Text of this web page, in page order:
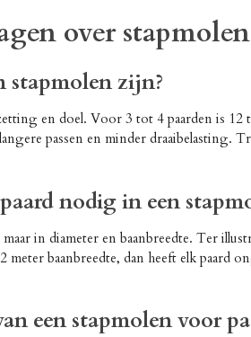
over
stapmolen zijn?
en doel. Voor 3 tot 4 paarden is
passen en minder draaibelasting.
nodig in een
in diameter en baanbreedte. Ter
meter baanbreedte, dan heeft elk
een stapmolen voor